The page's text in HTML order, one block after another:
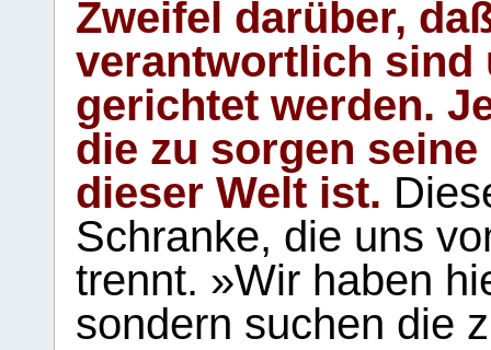
Zweifel darüber,
verantwortlich sind
gerichtet werden.
die zu sorgen
dieser Welt ist.
Schranke, die uns
trennt. »Wir haben
sondern suchen die